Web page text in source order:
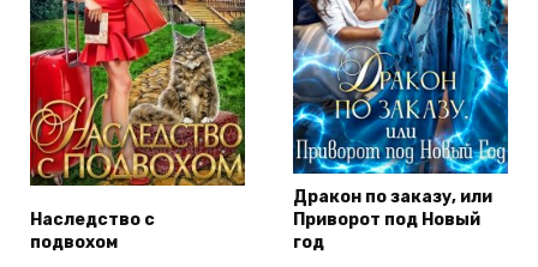
Наследство с
подвохом
Дракон по заказу, или
Приворот под Новый
год